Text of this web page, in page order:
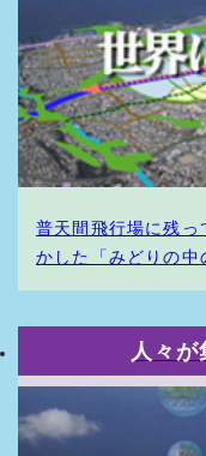
2018.7.20
「『緑の中のまち』
公開しました。
2018.7.20
「ゆめのあるぎのわ
受賞作ギャラリー」
「模型で見るむかし
2017.10.23
普天間未来予想図
「まちまーい」ペー
2017.3.30
英語ページを公開しま
普天間飛行場に残っ
かした「みどりの中
人々